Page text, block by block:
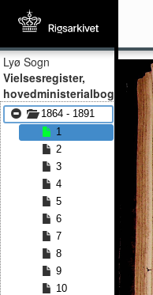
Lyø Sogn
Vielsesregister,
hovedministerialbog
1864 - 1891
1
2
3
4
5
6
7
8
9
10